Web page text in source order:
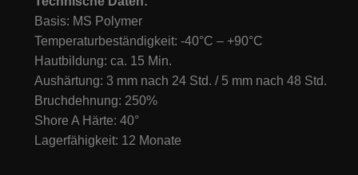
Basis: MS Polymer
Temperaturbeständigkeit: -40°C – +90°C
Hautbildung: ca. 15 Min.
Aushärtung: 3 mm nach 24 Std. / 5 mm nach 48 Std.
Bruchdehnung: 250%
Shore A Härte: 40°
Lagerfähigkeit: 12 Monate